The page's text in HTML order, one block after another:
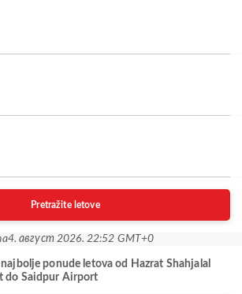
Pretražite letove
4. август 2026. 22:52 GMT+0
ponude letova od Hazrat Shahjalal
do Saidpur Airport